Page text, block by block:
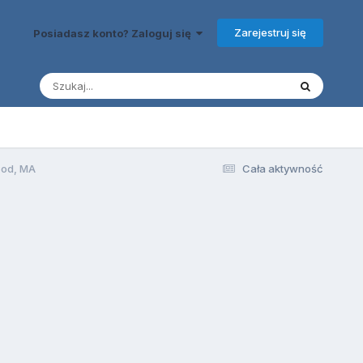
Posiadasz konto? Zaloguj się Zarejestruj się
Cała aktywność
MA